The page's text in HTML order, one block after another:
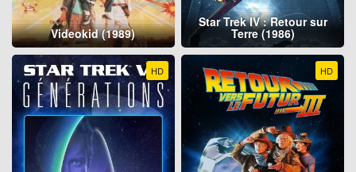
Videokid (1989)
Star Trek IV : Retour sur
Terre (1986)
HD HD